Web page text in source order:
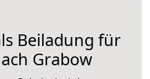
Beiladung für
Grabow